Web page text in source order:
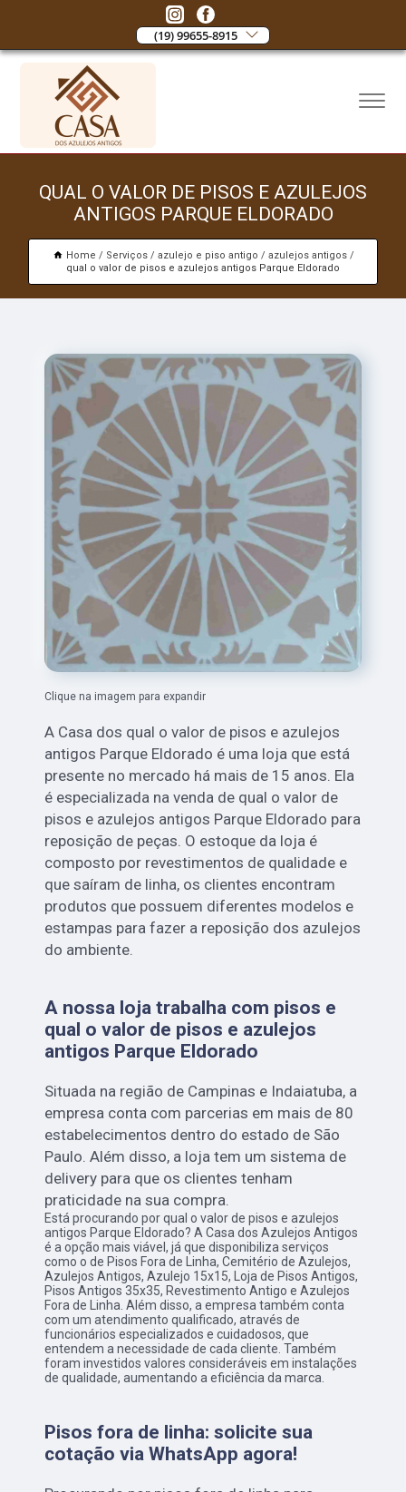
(19) 99655-8915
QUAL O VALOR DE PISOS E AZULEJOS
ANTIGOS PARQUE ELDORADO
Home Serviços azulejo e piso antigo
azulejos antigos
qual o valor de pisos e azulejos antigos Parque Eldorado
Clique na imagem para expandir
A Casa dos qual o valor de pisos e azulejos
antigos Parque Eldorado é uma loja que está
presente no mercado há mais de 15 anos. Ela
é especializada na venda de qual o valor de
pisos e azulejos antigos Parque Eldorado para
reposição de peças. O estoque da loja é
composto por revestimentos de qualidade e
que saíram de linha, os clientes encontram
produtos que possuem diferentes modelos e
estampas para fazer a reposição dos azulejos
do ambiente.
A nossa loja trabalha com pisos e
qual o valor de pisos e azulejos
antigos Parque Eldorado
Situada na região de Campinas e Indaiatuba, a
empresa conta com parcerias em mais de 80
estabelecimentos dentro do estado de São
Paulo. Além disso, a loja tem um sistema de
delivery para que os clientes tenham
praticidade na sua compra.
Está procurando por qual o valor de pisos e azulejos
antigos Parque Eldorado? A Casa dos Azulejos Antigos
é a opção mais viável, já que disponibiliza serviços
como o de Pisos Fora de Linha, Cemitério de Azulejos,
Azulejos Antigos, Azulejo 15x15, Loja de Pisos Antigos,
Pisos Antigos 35x35, Revestimento Antigo e Azulejos
Fora de Linha. Além disso, a empresa também conta
com um atendimento qualificado, através de
funcionários especializados e cuidadosos, que
entendem a necessidade de cada cliente. Também
foram investidos valores consideráveis em instalações
de qualidade, aumentando a eficiência da marca.
Pisos fora de linha: solicite sua
cotação via WhatsApp agora!